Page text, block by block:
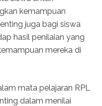
kemampuan
juga bagi siswa
hasil penilaian yang
mereka di
mata pelajaran RPL
dalam menilai